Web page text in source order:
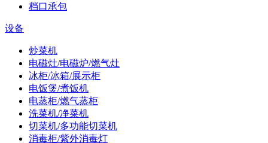
档口承包
设备
炒菜机
电磁灶/电磁炉/燃气灶
冰柜/冰箱/展示柜
电饭煲/煮饭机
电蒸柜/燃气蒸柜
洗菜机/净菜机
切菜机/多功能切菜机
消毒柜/紫外消毒灯